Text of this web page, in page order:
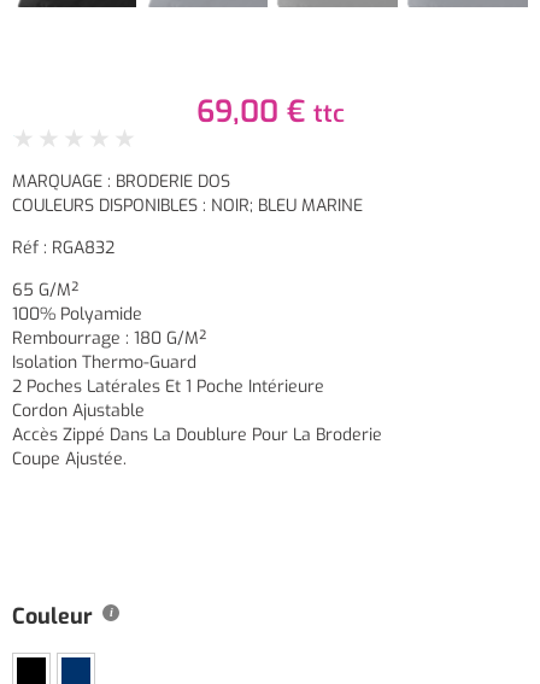
69,00 € ttc
★ ★ ★ ★ ★
MARQUAGE : BRODERIE DOS
COULEURS DISPONIBLES : NOIR; BLEU MARINE
Réf : RGA832
65 G/m²
100% Polyamide
Rembourrage : 180 G/m²
Isolation Thermo-Guard
2 Poches Latérales Et 1 Poche Intérieure
Cordon Ajustable
Accès Zippé Dans La Doublure Pour La Broderie
Coupe Ajustée.
Couleur